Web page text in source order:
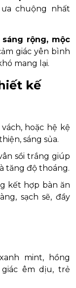
chuộng nhất
sáng rộng, mộc
giác yên bình
mang lại.
kế
hoặc hệ kệ
sáng sủa.
sồi trắng giúp
tăng độ thoáng.
kết hợp bàn ăn
sạch sẽ, đầy
mint, hồng
êm dịu, trẻ